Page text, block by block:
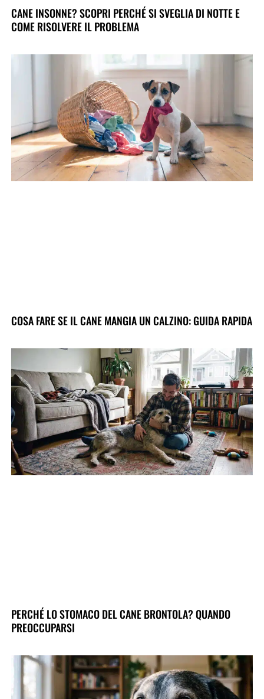
CANE INSONNE? SCOPRI PERCHÉ SI SVEGLIA DI NOTTE E
COME RISOLVERE IL PROBLEMA
COSA FARE SE IL CANE MANGIA UN CALZINO: GUIDA RAPIDA
PERCHÉ LO STOMACO DEL CANE BRONTOLA? QUANDO
PREOCCUPARSI